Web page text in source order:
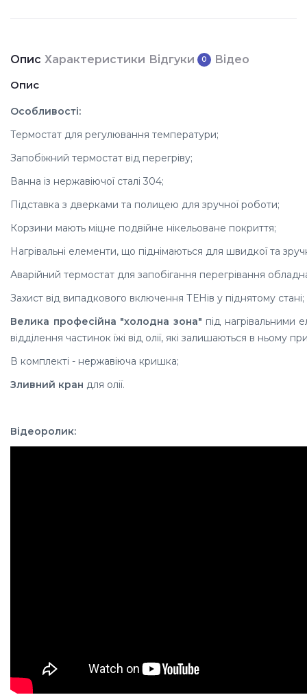
Опис Характеристики Відгуки 0
Відео
Опис
Особливості:
Термостат для регулювання температури;
Запобіжний термостат від перегріву;
Ванна із нержавіючої сталі 304;
Підставка з дверками та полицею для зручної роботи;
Корзини мають міцне подвійне нікельоване покриття;
Нагрівальні елементи, що піднімаються для швидкої та
Аварійний термостат для запобігання перегрівання
Захист від випадкового включення ТЕНів у піднятому стані;
Велика професійна "холодна зона" під нагрівальними
відділення частинок їжі від олії, які залишаються в ньому
В комплекті - нержавіюча кришка;
Зливний кран для олії.
Відеоролик: